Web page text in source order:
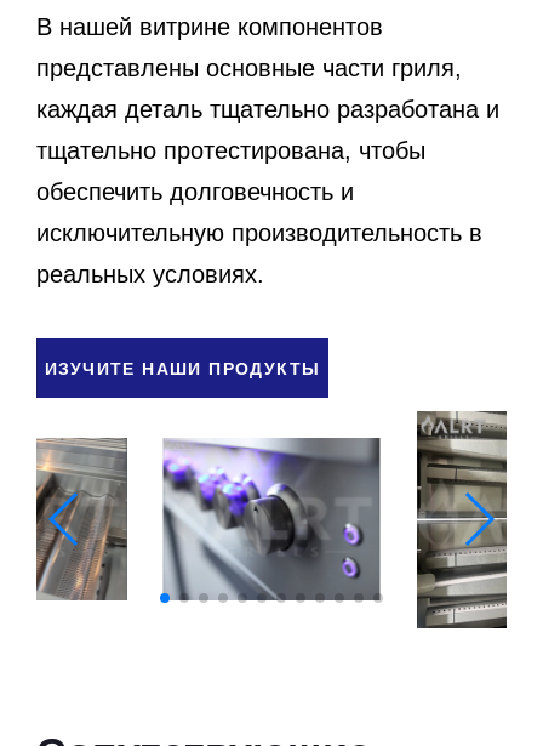
В нашей витрине компонентов
представлены основные части гриля,
каждая деталь тщательно разработана и
тщательно протестирована, чтобы
обеспечить долговечность и
исключительную производительность в
реальных условиях.
ИЗУЧИТЕ НАШИ ПРОДУКТЫ